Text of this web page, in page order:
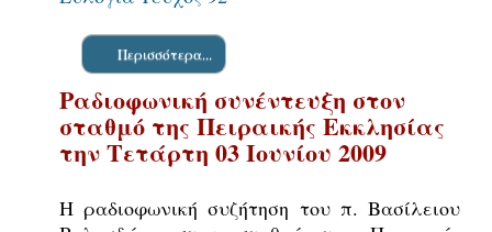
Περισσότερα...
Ραδιοφωνική συνέντευξη στον
σταθμό της Πειραικής Εκκλησίας
την Τετάρτη 03 Ιουνίου 2009
Η ραδιοφωνική συζήτηση του π. Βασίλειου